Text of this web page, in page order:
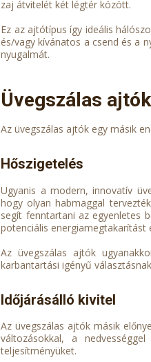
zaj átvitelét két légtér között.
Ez az ajtótípus így ideális
és/vagy kívánatos a csend és a
nyugalmát.
Üvegszálas ajtók
Az üvegszálas ajtók egy másik
Hőszigetelés
Ugyanis a modern, innovatív
hogy olyan habmaggal
segít fenntartani az egyenletes
potenciális energiamegtakarítást
Az üvegszálas ajtók
karbantartási igényű
Időjárásálló kivitel
Az üvegszálas ajtók másik
változásokkal, a
teljesítményüket.